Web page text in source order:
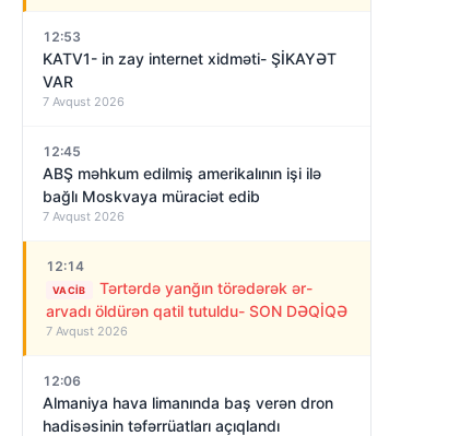
12:53
KATV1- in zay internet xidməti- ŞİKAYƏT
VAR
7 Avqust 2026
12:45
ABŞ məhkum edilmiş amerikalının işi ilə
bağlı Moskvaya müraciət edib
7 Avqust 2026
12:14
VACIB
Tərtərdə yanğın törədərək ər-
arvadı öldürən qatil tutuldu- SON DƏQİQƏ
7 Avqust 2026
12:06
Almaniya hava limanında baş verən dron
hadisəsinin təfərrüatları açıqlandı